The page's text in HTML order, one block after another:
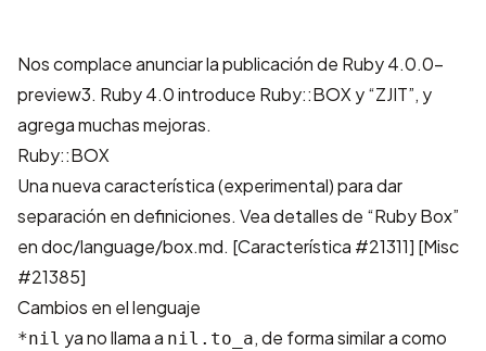
Nos complace anunciar la publicación de Ruby 4.0.0-
preview3. Ruby 4.0 introduce Ruby::BOX y “ZJIT”, y
agrega muchas mejoras.
Ruby::BOX
Una nueva característica (experimental) para dar
separación en definiciones. Vea detalles de “Ruby Box”
endoc/language/box.md. [Característica #21311] [Misc
#21385]
Cambios en el lenguaje
*nil ya no llama a nil.to_a, de forma similar a como